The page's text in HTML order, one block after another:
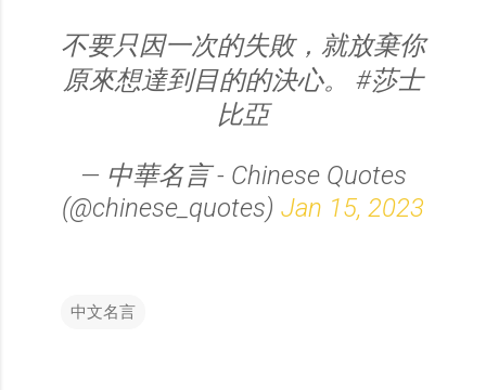
不要只因一次的失敗，就放棄你
原來想達到目的的決心。 #莎士
比亞
— 中華名言 - Chinese Quotes
(@chinese_quotes) Jan 15, 2023
中文名言